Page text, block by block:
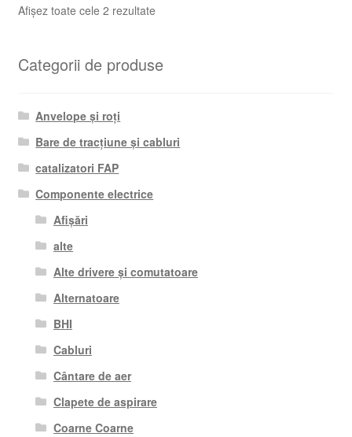
Afișez toate cele 2 rezultateSortat
mai
Categorii de produse
Anvelope și roți
Bare de tracțiune și cabluri
catalizatori FAP
Componente electrice
Afișări
alte
Alte drivere și comutatoare
Alternatoare
BHI
Cabluri
Cântare de aer
Clapete de aspirare
Coarne Coarne